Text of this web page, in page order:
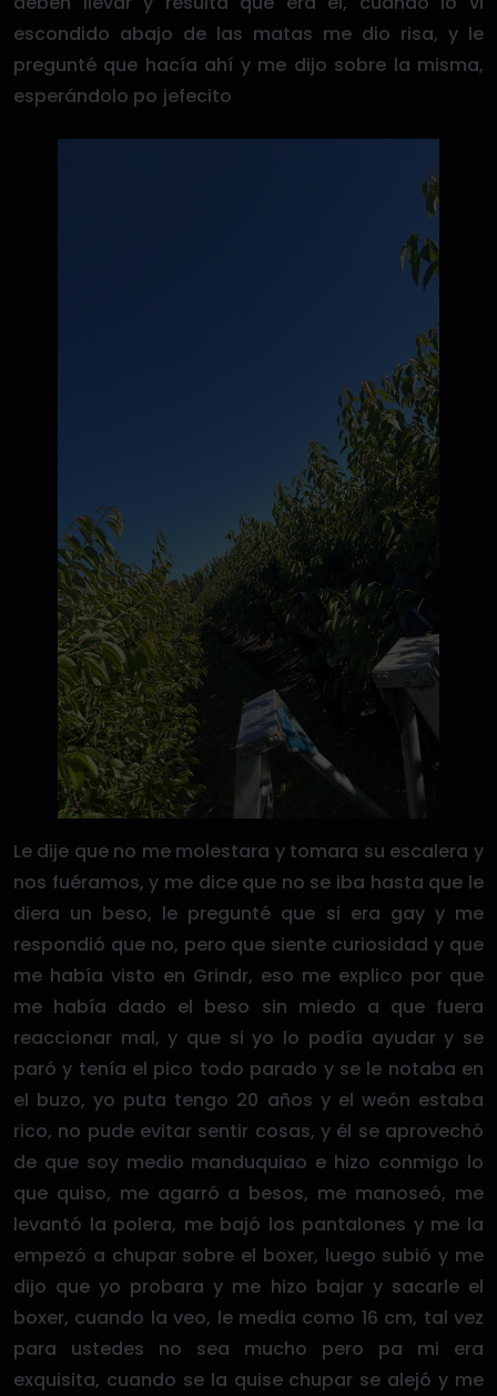
escondido abajo de las matas me dio risa, y le
pregunté que hacía ahí y me dijo sobre la misma,
esperándolo po jefecito
Le dije que no me molestara y tomara su escalera y
nos fuéramos, y me dice que no se iba hasta que le
diera un beso, le pregunté que si era gay y me
respondió que no, pero que siente curiosidad y que
me había visto en Grindr, eso me explico por que
me había dado el beso sin miedo a que fuera
reaccionar mal, y que si yo lo podía ayudar y se
paró y tenía el pico todo parado y se le notaba en
el buzo, yo puta tengo 20 años y el weón estaba
rico, no pude evitar sentir cosas, y él se aprovechó
de que soy medio manduquiao e hizo conmigo lo
que quiso, me agarró a besos, me manoseó, me
levantó la polera, me bajó los pantalones y me la
empezó a chupar sobre el boxer, luego subió y me
dijo que yo probara y me hizo bajar y sacarle el
boxer, cuando la veo, le media como 16 cm, tal vez
para ustedes no sea mucho pero pa mi era
exquisita, cuando se la quise chupar se alejó y me